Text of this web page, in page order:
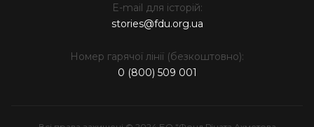
E-mail для історій:
stories@fdu.org.ua
Номер гарячої лінії (безкоштовно):
0 (800) 509 001